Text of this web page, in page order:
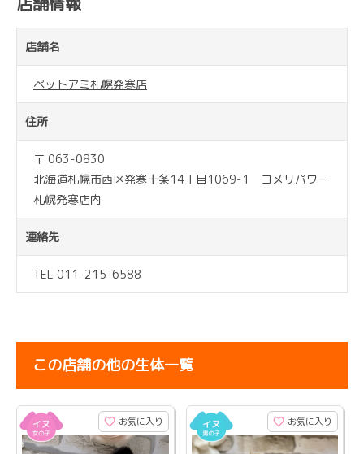
店舗名
ペットアミ札幌発寒店
住所
〒 063-0830
北海道札幌市西区発寒十条14丁目1069-1 コメリパワー
札幌発寒店内
連絡先
TEL 011-215-6588
この店舗の他の生体一覧
お気に入り お気に入り